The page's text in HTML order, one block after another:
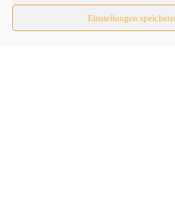
Einstellungen speichern
Nutzfahrzeuge
RATL 2025 | RecyclingAKTIV & TiefbauLIVE